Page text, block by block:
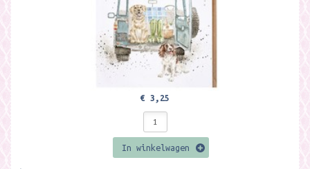
€ 3,25
In winkelwagen